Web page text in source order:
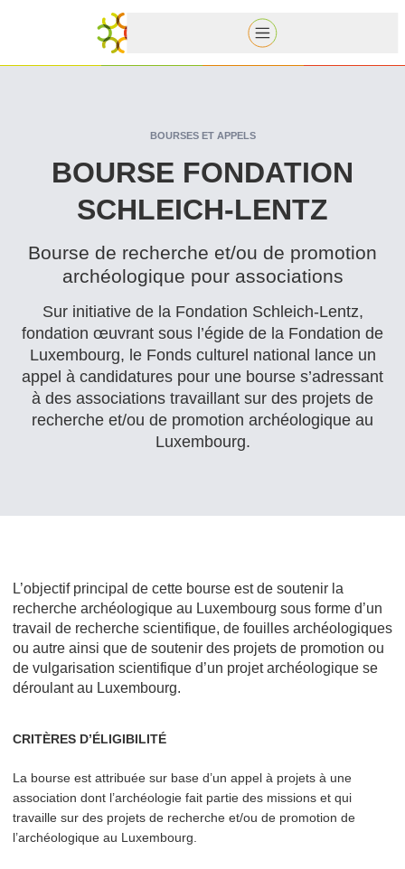
BOURSES ET APPELS
BOURSE FONDATION
SCHLEICH-LENTZ
Bourse de recherche et/​ou de promotion
archéologique pour associations
Sur initiative de la Fondation Schleich-Lentz,
fondation œuvrant sous l’égide de la Fondation de
Luxembourg, le Fonds culturel national lance un
appel à can­di­da­tures pour une bourse s’adressant
à des asso­ci­a­tions travaillant sur des projets de
recherche et/​ou de promotion archéologique au
Luxembourg.
L’objectif principal de cette bourse est de soutenir la
recherche archéologique au Luxembourg sous forme d’un
travail de recherche sci­en­tifique, de fouilles archéologiques
ou autre ainsi que de soutenir des projets de promotion ou
de vul­gar­i­sa­tion sci­en­tifique d’un projet archéologique se
déroulant au Luxembourg.
CRITÈRES D’ÉLIGIBILITÉ
La bourse est attribuée sur base d’un appel à projets à une
association dont l’archéolo­gie fait partie des missions et qui
travaille sur des projets de recherche et/​ou de promotion de
l’archéologique au Luxembourg.